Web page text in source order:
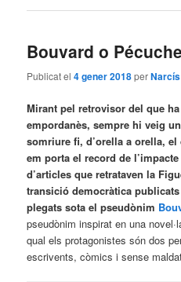
Bouvard o
Publicat el4 gener 2018per
Mirant pel retrovisor del que
empordanès, sempre hi veig
somriure fi, d’orella a orella,
em porta el record de
d’articles que retrataven la
transició democràtica
plegats sota el pseudònim
pseudònim inspirat en una
qual els protagonistes són dos
escrivents, còmics i sense